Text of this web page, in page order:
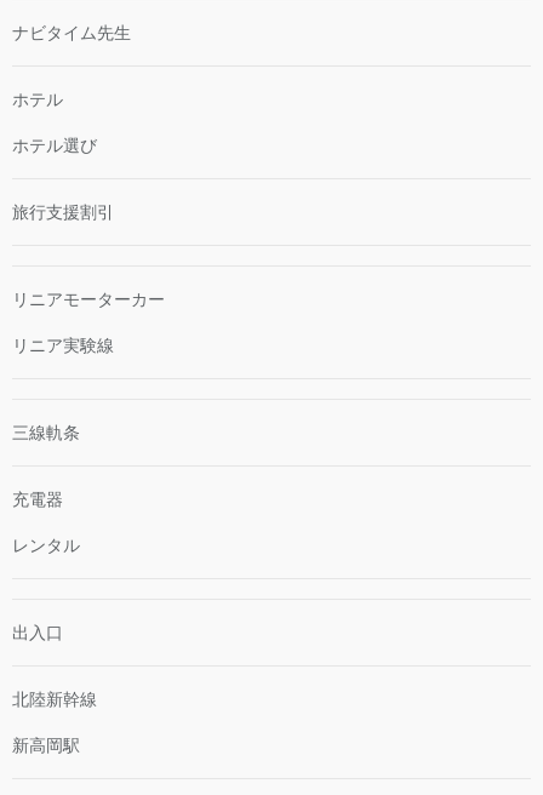
ナビタイム先生
ホテル
ホテル選び
旅行支援割引
リニアモーターカー
リニア実験線
三線軌条
充電器
レンタル
出入口
北陸新幹線
新高岡駅